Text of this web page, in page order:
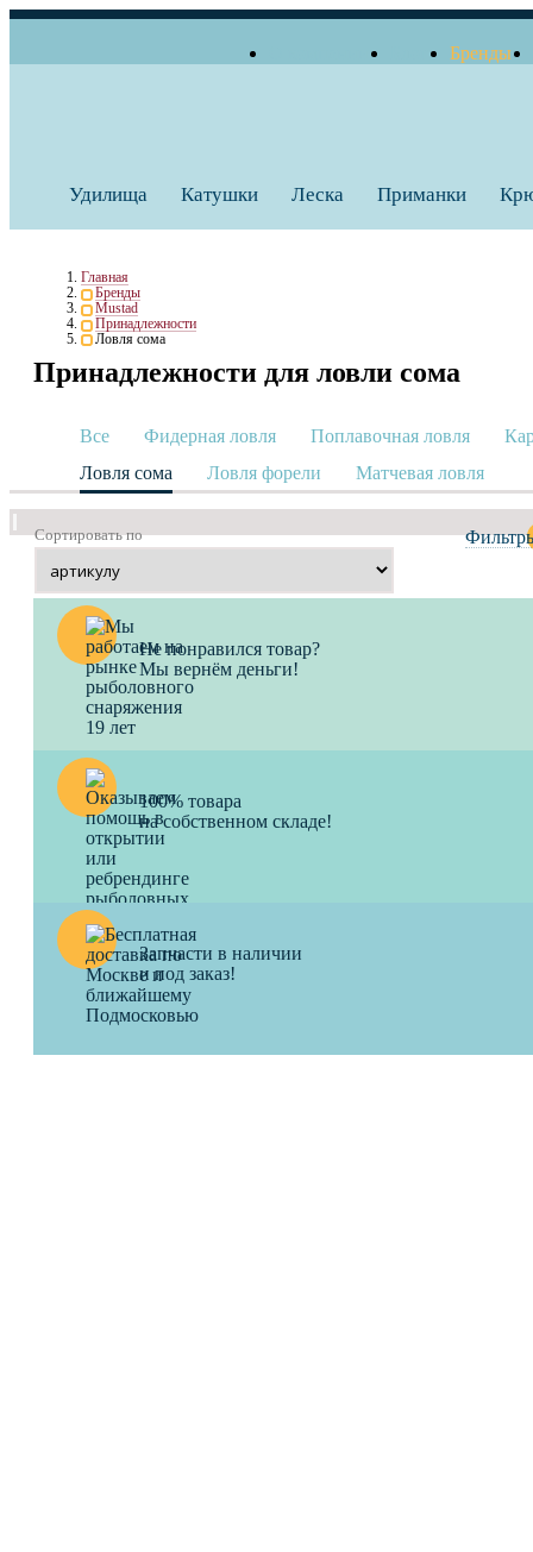
Бренды
Удилища Катушки Леска Приманки
Главная
Бренды
Mustad
Принадлежности
Ловля сома
Принадлежности для ловли сома
Все Фидерная ловля Поплавочная ловля
Ловля сома
Ловля форели Матчевая ловля
Сортировать по
Не понравился товар?
Мы вернём деньги!
100% товара
на собственном складе!
Запчасти в наличии
и под заказ!